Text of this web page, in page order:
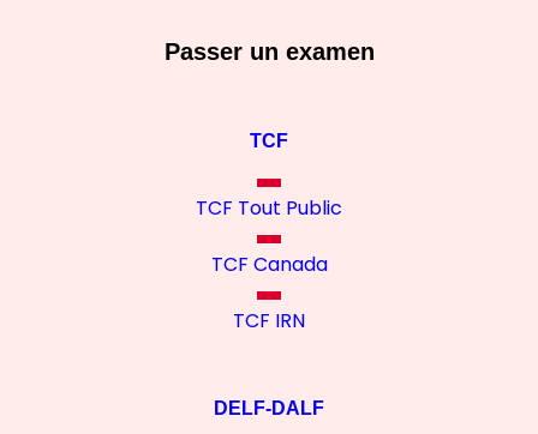
Passer un examen
TCF
TCF Tout Public
TCF Canada
TCF IRN
DELF-DALF